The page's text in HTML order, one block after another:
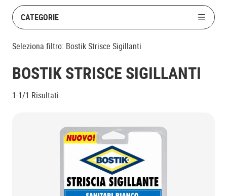
CATEGORIE
Seleziona filtro: Bostik Strisce Sigillanti
BOSTIK STRISCE SIGILLANTI
1-1/1 Risultati